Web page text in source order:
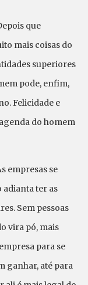
que
mais coisas do
superiores
pode, enfim,
Felicidade e
do homem
empresas se
adianta ter as
Sem pessoas
vira pó, mais
para se
ganhar, até para